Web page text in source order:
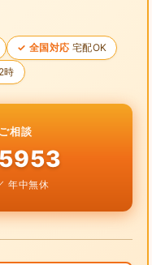
全国対応 宅配OK
時
相談
年中無休